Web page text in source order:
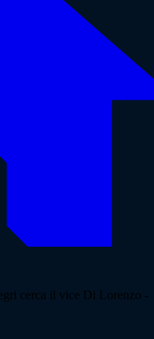
cerca il vice Di Lorenzo -